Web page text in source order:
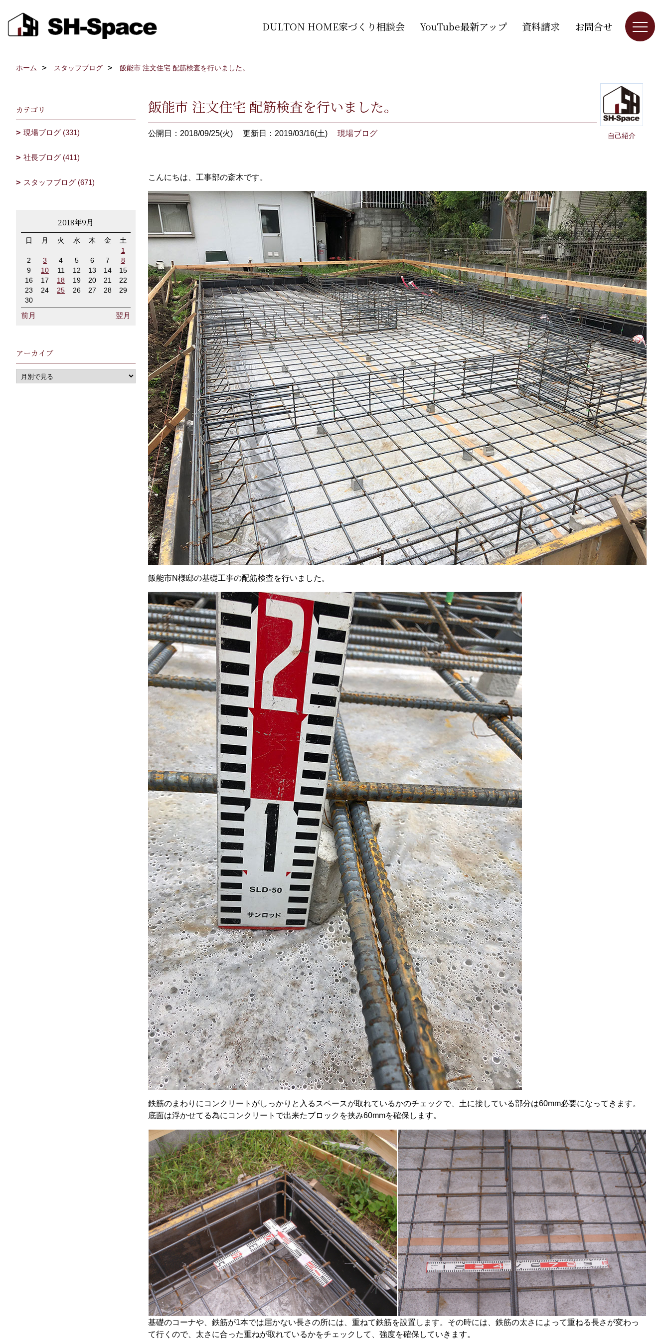
DULTON HOME家づくり相談会 YouTube最新アップ 資料請求 お問合せ
ホーム スタッフブログ 飯能市 注文住宅 配筋検査を行いました。
自己紹介
飯能市 注文住宅 配筋検査を行いました。
公開日：2018/09/25(火) 更新日：2019/03/16(土) 現場ブログ
こんにちは、工事部の斎木です。
飯能市N様邸の基礎工事の配筋検査を行いました。
鉄筋のまわりにコンクリートがしっかりと入るスペースが取れているかのチェックで、土に接している部分は60mm必要になってきます。
底面は浮かせてる為にコンクリートで出来たブロックを挟み60mmを確保します。
基礎のコーナや、鉄筋が1本では届かない長さの所には、重ねて鉄筋を設置します。その時には、鉄筋の太さによって重ねる長さが変わっ
て行くので、太さに合った重ねが取れているかをチェックして、強度を確保していきます。
カテゴリ
現場ブログ (331)
社長ブログ (411)
スタッフブログ (671)
2018年9月
日 月 火 水 木 金
土
1
2
3 4 5 6 7
8
9
10 11 12 13 14
15
16
17 18 19 20 21
22
23
24 25 26 27 28
29
30
前月 翌月
アーカイブ